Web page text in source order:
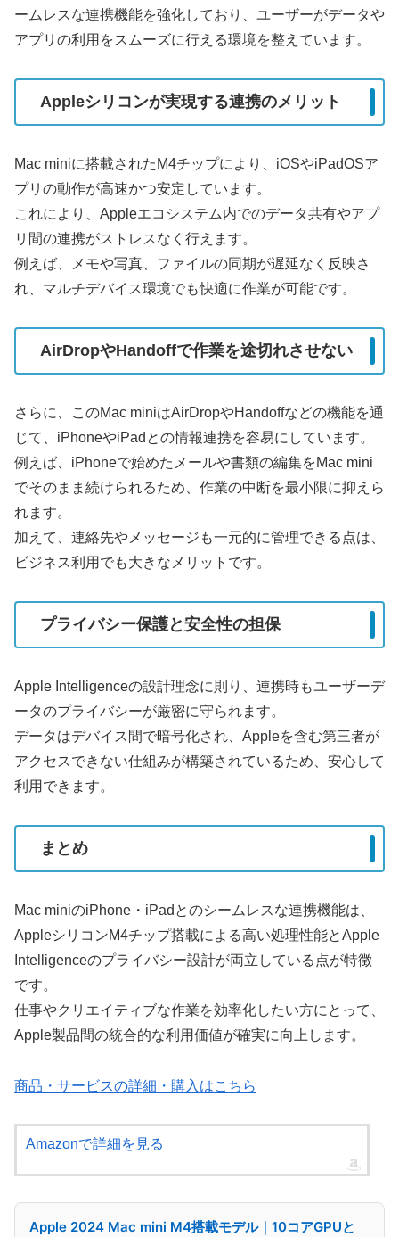
ームレスな連携機能を強化しており、ユーザーがデータや
アプリの利用をスムーズに行える環境を整えています。
Appleシリコンが実現する連携のメリット
Mac miniに搭載されたM4チップにより、iOSやiPadOSア
プリの動作が高速かつ安定しています。
これにより、Appleエコシステム内でのデータ共有やアプ
リ間の連携がストレスなく行えます。
例えば、メモや写真、ファイルの同期が遅延なく反映さ
れ、マルチデバイス環境でも快適に作業が可能です。
AirDropやHandoffで作業を途切れさせない
さらに、このMac miniはAirDropやHandoffなどの機能を通
じて、iPhoneやiPadとの情報連携を容易にしています。
例えば、iPhoneで始めたメールや書類の編集をMac mini
でそのまま続けられるため、作業の中断を最小限に抑えら
れます。
加えて、連絡先やメッセージも一元的に管理できる点は、
ビジネス利用でも大きなメリットです。
プライバシー保護と安全性の担保
Apple Intelligenceの設計理念に則り、連携時もユーザーデ
ータのプライバシーが厳密に守られます。
データはデバイス間で暗号化され、Appleを含む第三者が
アクセスできない仕組みが構築されているため、安心して
利用できます。
まとめ
Mac miniのiPhone・iPadとのシームレスな連携機能は、
AppleシリコンM4チップ搭載による高い処理性能とApple
Intelligenceのプライバシー設計が両立している点が特徴
です。
仕事やクリエイティブな作業を効率化したい方にとって、
Apple製品間の統合的な利用価値が確実に向上します。
商品・サービスの詳細・購入はこちら
Amazonで詳細を見る
Apple 2024 Mac mini M4搭載モデル｜10コアGPUと